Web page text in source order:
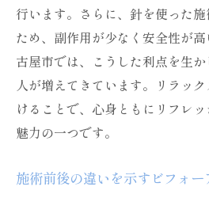
行います。さらに、針を使った
ため、副作用が少なく安全性が
古屋市では、こうした利点を生
人が増えてきています。リラッ
けることで、心身ともにリフレ
魅力の一つです。
施術前後の違いを示すビフォー